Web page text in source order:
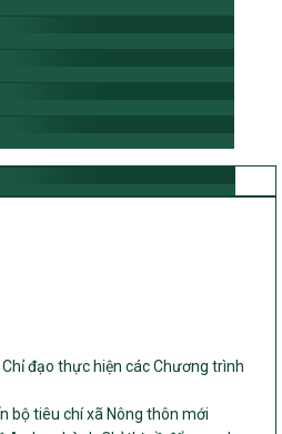
đạo thực hiện các Chương trình
bộ tiêu chí xã Nông thôn mới